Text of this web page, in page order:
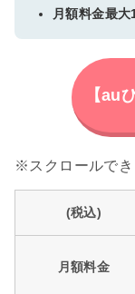
月額料金最大
【au
(税込)
月額料金